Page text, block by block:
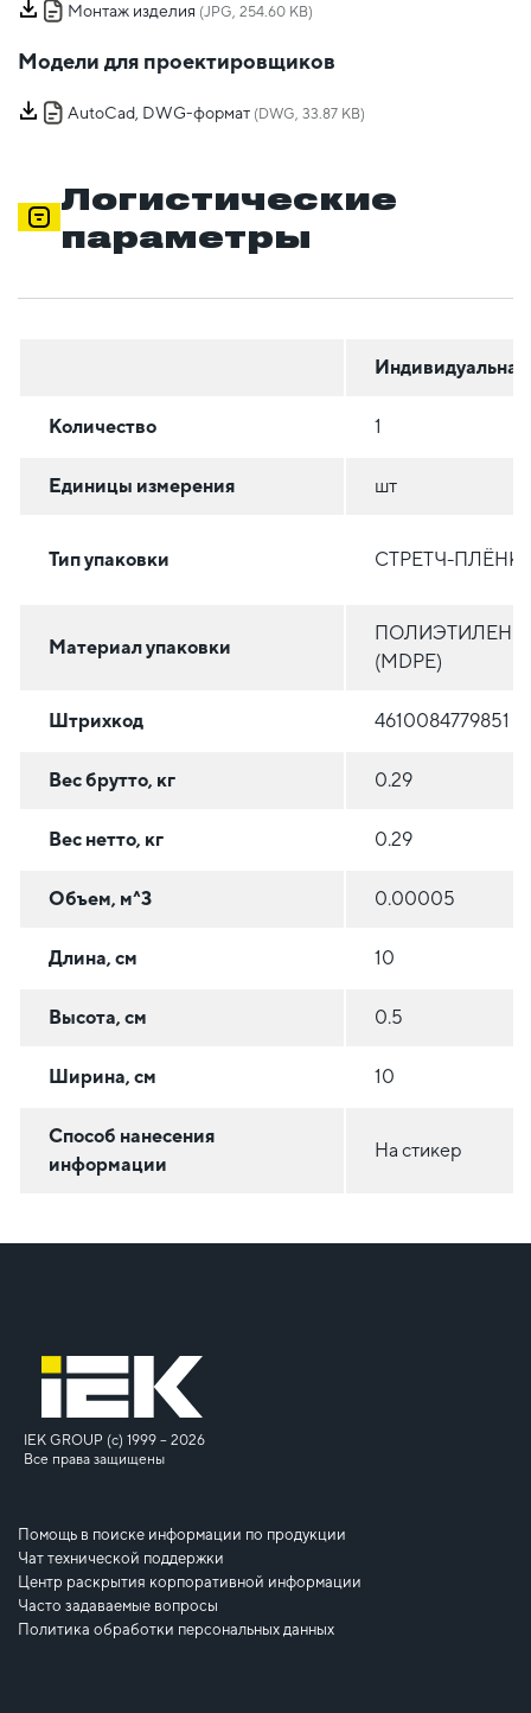
Монтаж изделия (JPG, 254.60 KB)
Модели для проектировщиков
AutoCad, DWG-формат (DWG, 33.87 KB)
Логистические
параметры
Индивидуальная
Количество 1
Единицы измерения шт
Тип упаковки СТРЕТЧ-
Материал упаковки
ПОЛИЭТИЛЕН
(MDPE)
Штрихкод 4610084779851
Вес брутто, кг 0.29
Вес нетто, кг 0.29
Объем, м^3 0.00005
Длина, см 10
Высота, см 0.5
Ширина, см 10
Способ нанесения
информации
На стикер
IEK GROUP (c) 1999 – 2026
Все права защищены
Помощь в поиске информации по продукции
Чат технической поддержки
Центр раскрытия корпоративной информации
Часто задаваемые вопросы
Политика обработки персональных данных